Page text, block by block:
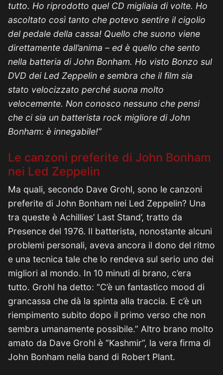
tutto. Ho riprodotto quel CD migliaia di volte. Ho
ascoltato così tanto che potevo sentire il cigolio
del pedale della cassa! Quello che suono viene
direttamente dall’anima – ed è quello che sento
nella batteria di John Bonham. Ho visto Bonzo sul
DVD dei Led Zeppelin e sembra che il film sia
stato velocizzato perché suona molto
velocemente. Non conosco nessuno che pensi
che ci sia un batterista rock migliore di John
Bonham: è innegabile!”
Le canzoni preferite di John Bonham
nei Led Zeppelin
Ma quali, secondo Dave Grohl, sono le canzoni
preferite di John Bonham nei Led Zeppelin? Una
tra queste è Achillies’ Last Stand’, tratto da
Presence del 1976. Il batterista, nonostante alcuni
problemi personali, aveva ancora il dono del ritmo
e una tecnica tale che lo rendeva sul serio uno dei
migliori al mondo. In 10 minuti di brano, c’era
tutto. Grohl ha detto: “C’è un fantastico mood di
grancassa che dà la spinta alla traccia. E c’è un
riempimento subito dopo il primo verso che non
sembra umanamente possibile.” Altro brano molto
amato da Dave Grohl è “Kashmir”, la vera firma di
John Bonham nella band di Robert Plant.